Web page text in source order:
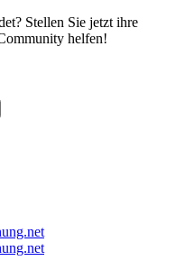
Stellen Sie jetzt ihre
helfen!